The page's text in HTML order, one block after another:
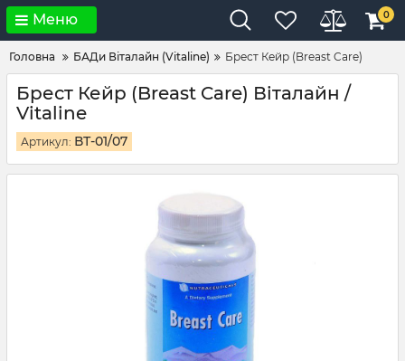
Меню 0
Головна БАДи Віталайн (Vitaline) Брест Кейр (Breast Care)
Брест Кейр (Breast Care) Віталайн /
Vitaline
Артикул: ВТ-01/07